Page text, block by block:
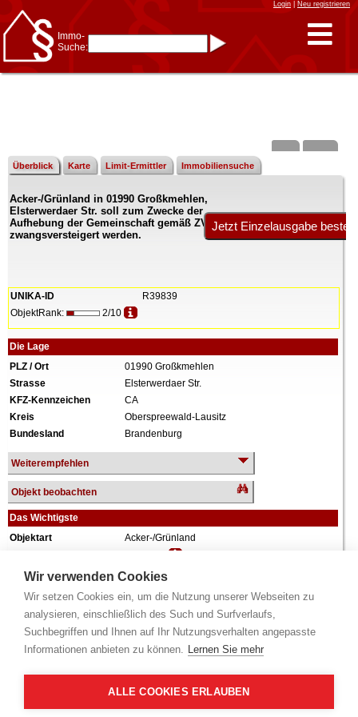
Wir verwenden Cookies
Wir setzen Cookies ein, um die Nutzung unserer Webseiten zu
analysieren, einschließlich des Such und Surfverlaufs,
Suchbegriffen und Ihnen auf Ihr Nutzungsverhalten angepasste
Informationen anbieten zu können. Lernen Sie mehr
ALLE COOKIES ERLAUBEN
Login| Neu registrieren
Immo-
Suche:
z.B.:15 Frankfurtfür
Frankfurt/Oder
und6 Frankfurtfür Frankfurt
Immobiliensuche
nach Kreis
nach Amtsgericht
Überblick Karte Limit-Ermittler Immobiliensuche
Acker-/Grünland in 01990 Großkmehlen,
Elsterwerdaer Str. soll zum Zwecke der
Aufhebung der Gemeinschaft gemäß ZVG
zwangsversteigert werden.
UNIKA-ID
R39839
ObjektRank:
2/10
Die Lage
PLZ / Ort
01990 Großkmehlen
Strasse
Elsterwerdaer Str.
KFZ-Kennzeichen
CA
Kreis
Oberspreewald-Lausitz
Bundesland
Brandenburg
Weiterempfehlen
Objekt beobachten
Das Wichtigste
Objektart
Acker-/Grünland
Wiederholungstermin
Nein
44.784 m²
Weiteres
Zum Zeitpunkt der Wertermittlung teilweise
verpachtet, sowie Waldfläche.
Alle Angaben ohne Gewähr.